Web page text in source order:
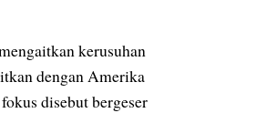
kerusuhan
dengan Amerika
disebut bergeser